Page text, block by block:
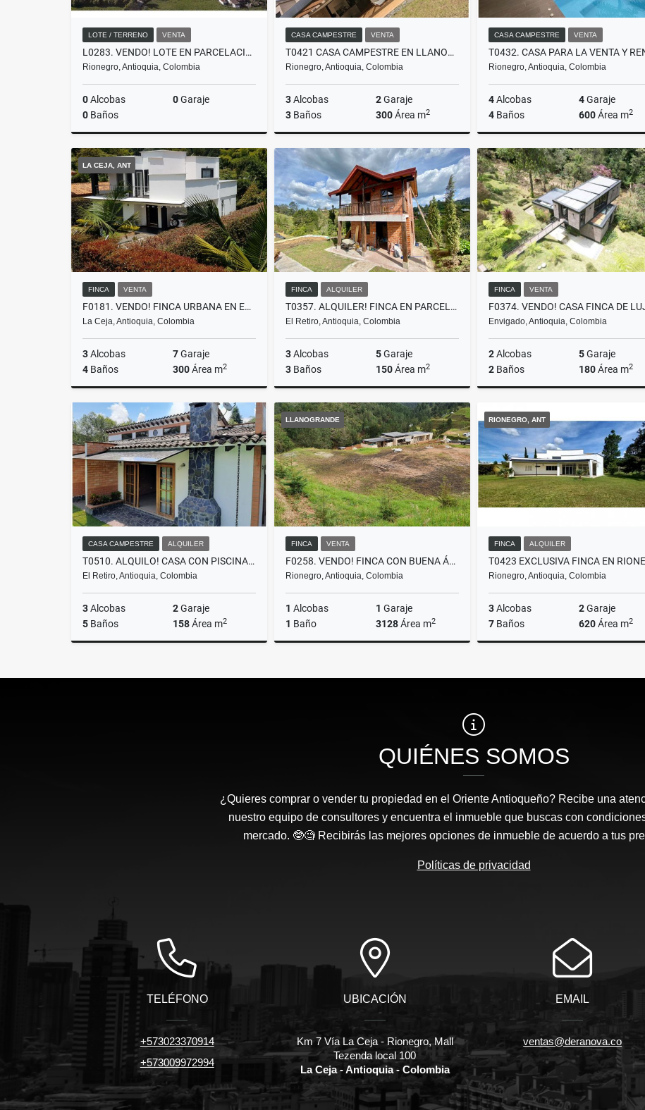
LOTE / TERRENO VENTA
L0283. VENDO! LOTE EN PARCELACIÓN DE ALTA VALORIZACIÓN EN RIONEGRO
Rionegro, Antioquia, Colombia
0Alcobas 0Garaje
0 Baños
Venta
$750.000.000
CASA CAMPESTRE VENTA
T0421 CASA CAMPESTRE EN LLANOGRANDE, ANTIOQUIA
Rionegro, Antioquia, Colombia
3Alcobas 2Garaje
3 Baños 300Área m2
Venta
$2.400.000.000
Alquiler
$12.000.000
CASA CAMPESTRE VENTA
Rionegro, Antioquia, Colombia
4Alcobas 4Garaje
4 Baños 600Área m2
Venta
$15.000.000.000 $30.000.000
LA CEJA, ANT
FINCA VENTA
F0181. VENDO! FINCA URBANA EN EXCELENTE AMBIENTE CAMPESTRE LA CEJA
La Ceja, Antioquia, Colombia
3Alcobas 7Garaje
4 Baños 300Área m2
Venta
$1.120.000.000
FINCA ALQUILER
T0357. ALQUILER! FINCA EN PARCELACIÓN A 5 MTOS DE EL RETIRO
El Retiro, Antioquia, Colombia
3Alcobas 5Garaje
3 Baños 150Área m2
Alquiler
$7.000.000
FINCA VENTA
Envigado, Antioquia, Colombia
2Alcobas 5Garaje
2 Baños 180Área m2
$2.200.000.000
CASA CAMPESTRE ALQUILER
T0510. ALQUILO! CASA CON PISCINA Y EXCELENTES ESPACIOS EN EL RETIRO
El Retiro, Antioquia, Colombia
3Alcobas 2Garaje
5 Baños 158Área m2
$6.500.000
LLANOGRANDE
FINCA VENTA
F0258. VENDO! FINCA CON BUENA ÁREA EN URBANIZACIÓN DE LLANOGRANDE
Rionegro, Antioquia, Colombia
1 Alcobas 1 Garaje
1 Baño 3128Área m2
$600.000.000
RIONEGRO, ANT
FINCA ALQUILER
Rionegro, Antioquia, Colombia
3Alcobas 2Garaje
7 Baños 620Área m2
$15.000.000
QUIÉNES SOMOS
¿Quieres comprar o vender tu propiedad en el Oriente Antioqueño? Recibe una
nuestro equipo de consultores y encuentra el inmueble que buscas con
mercado. 🤓🧐 Recibirás las mejores opciones de inmueble de acuerdo a tus
Políticas de privacidad
TELÉFONO
+573023370914
+573009972994
UBICACIÓN
Km 7 Vía La Ceja - Rionegro, Mall
Tezenda local 100
La Ceja - Antioquia - Colombia
EMAIL
ventas@deranova.co